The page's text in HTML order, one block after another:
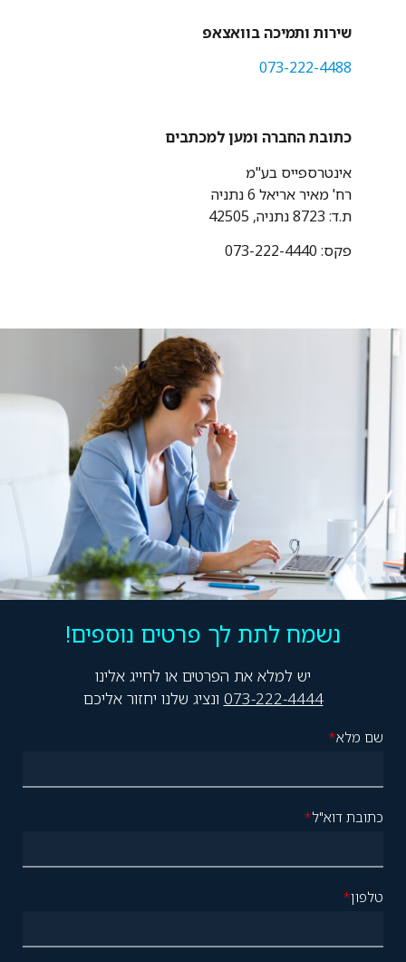
שירות ותמיכה בוואצאפ
073-222-4488
כתובת החברה ומען למכתבים
אינטרספייס בע"מ
רח' מאיר אריאל 6 נתניה
ת.ד: 8723 נתניה, 42505
פקס: 073-222-4440
נשמח לתת לך פרטים נוספים!
יש למלא את הפרטים או לחייג אלינו
073-222-4444 ונציג שלנו יחזור אליכם
שם מלא*
כתובת דוא"ל*
טלפון*